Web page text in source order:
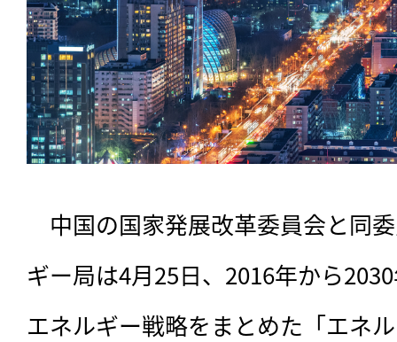
中国の国家発展改革委員会と同
ギー局は4月25日、2016年から
エネルギー戦略をまとめた「エネ